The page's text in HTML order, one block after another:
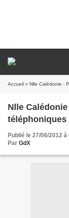
Accueil » Nlle Calédonie :
Nlle
téléphoniques
Publié le 27/06/2012 à
Par GdX